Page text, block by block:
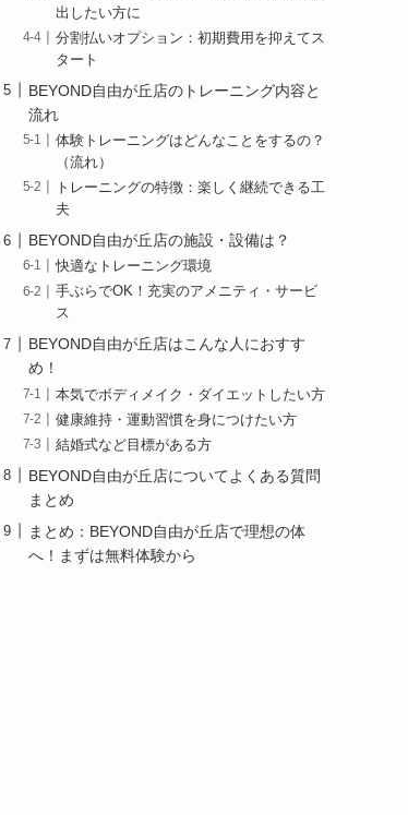
出したい方に
分割払いオプション：初期費用を抑えてス
タート
BEYOND自由が丘店のトレーニング内容と
流れ
体験トレーニングはどんなことをするの？
（流れ）
トレーニングの特徴：楽しく継続できる工
夫
BEYOND自由が丘店の施設・設備は？
快適なトレーニング環境
手ぶらでOK！充実のアメニティ・サービ
ス
BEYOND自由が丘店はこんな人におすす
め！
本気でボディメイク・ダイエットしたい方
健康維持・運動習慣を身につけたい方
結婚式など目標がある方
BEYOND自由が丘店についてよくある質問
まとめ
まとめ：BEYOND自由が丘店で理想の体
へ！まずは無料体験から